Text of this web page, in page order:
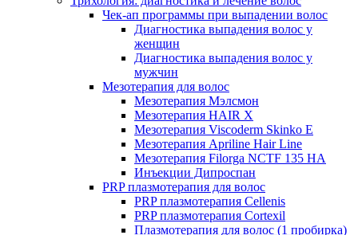
Чек-ап программы при выпадении волос
Диагностика выпадения волос у
женщин
Диагностика выпадения волос у
мужчин
Мезотерапия для волос
Мезотерапия Мэлсмон
Мезотерапия HAIR X
Мезотерапия Viscoderm Skinko E
Мезотерапия Apriline Hair Line
Мезотерапия Filorga NCTF 135 HA
Инъекции Дипроспан
PRP плазмотерапия для волос
PRP плазмотерапия Cellenis
PRP плазмотерапия Cortexil
Плазмотерапия для волос (1 пробирка)